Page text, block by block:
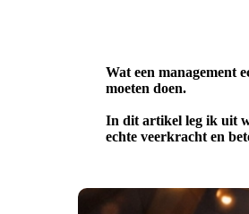
Wat een management
moeten doen.
In dit artikel leg ik uit
echte veerkracht en